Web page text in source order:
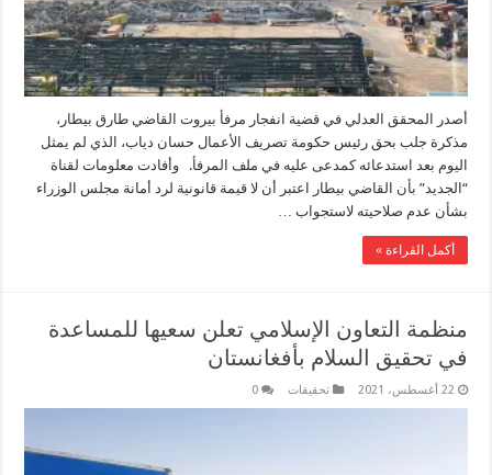
أصدر المحقق العدلي في قضية انفجار مرفأ بيروت القاضي طارق بيطار،
مذكرة جلب بحق رئيس حكومة تصريف الأعمال حسان دياب، الذي لم يمثل
اليوم بعد استدعائه كمدعى عليه في ملف المرفأ. وأفادت معلومات لقناة
“الجديد” بأن القاضي بيطار اعتبر أن لا قيمة قانونية لرد أمانة مجلس الوزراء
بشأن عدم صلاحيته لاستجواب …
أكمل القراءة »
منظمة التعاون الإسلامي تعلن سعيها للمساعدة
في تحقيق السلام بأفغانستان
22 أغسطس، 2021 تحقيقات 0